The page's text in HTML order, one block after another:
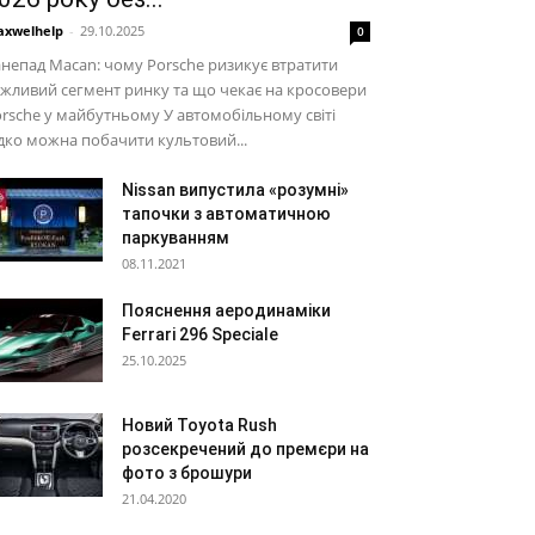
- 29.10.2025 0
Macan: чому Porsche ризикує втратити
сегмент ринку та що чекає на кросовери
у майбутньому У автомобільному світі
можна побачити культовий...
Nissan випустила «розумні»
тапочки з автоматичною
паркуванням
08.11.2021
Пояснення аеродинаміки
Ferrari 296 Speciale
25.10.2025
Новий Toyota Rush
розсекречений до премєри на
фото з брошури
21.04.2020